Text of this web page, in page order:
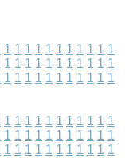
1 1 1 1 1 1 1 1 1 1 1
1 1 1 1 1 1 1 1 1 1 1
1 1 1 1 1 1 1 1 1 1 1
1 1 1 1 1 1 1 1 1 1 1
1 1 1 1 1 1 1 1 1 1 1
1 1 1 1 1 1 1 1 1 1 1